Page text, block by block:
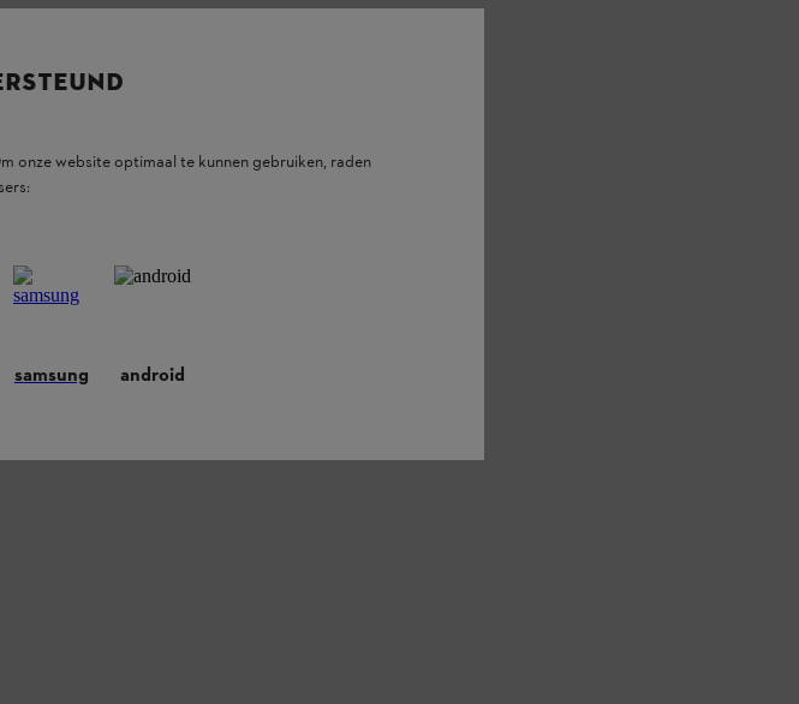
onze website optimaal te kunnen gebruiken, raden
samsung android